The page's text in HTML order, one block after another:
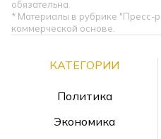
обязательна.
* Материалы в рубрике "Пресс-
коммерческой основе.
КАТЕГОРИИ
Политика
Экономика